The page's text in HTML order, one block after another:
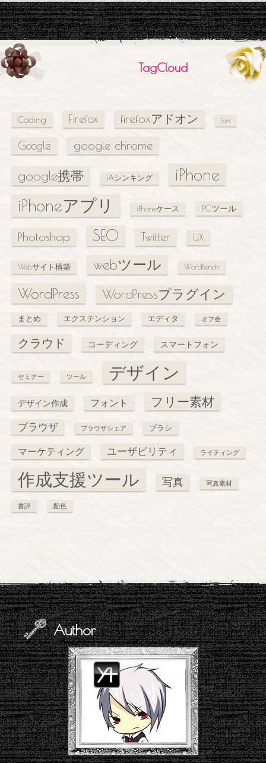
TagCloud
Coding Firefox firefoxアドオン Font
Google google chrome
google携帯 IAシンキング
iPhone
iPhoneアプリ
iPhoneケース PCツール
Photoshop SEO Twitter UX
Webサイト構築 webツール WordBench
WordPress WordPressプラグイン
まとめ エクステンション エディタ オフ会
クラウド コーディング スマートフォン
セミナー ツール デザイン
デザイン作成 フォント フリー素材
ブラウザ ブラウザシェア ブラシ
マーケティング ユーザビリティ ライティング
作成支援ツール 写真 写真素材
書評 配色
Author